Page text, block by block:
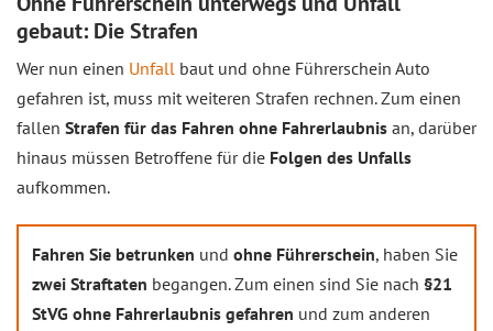
gebaut: Die Strafen
Wer nun einen Unfall baut und ohne Führerschein Auto
gefahren ist, muss mit weiteren Strafen rechnen. Zum einen
fallen Strafen für das Fahren ohne Fahrerlaubnis an, darüber
hinaus müssen Betroffene für die Folgen des Unfalls
aufkommen.
Fahren Sie betrunken und ohne Führerschein, haben Sie
zwei Straftaten begangen. Zum einen sind Sie nach §21
StVG ohne Fahrerlaubnis gefahren und zum anderen